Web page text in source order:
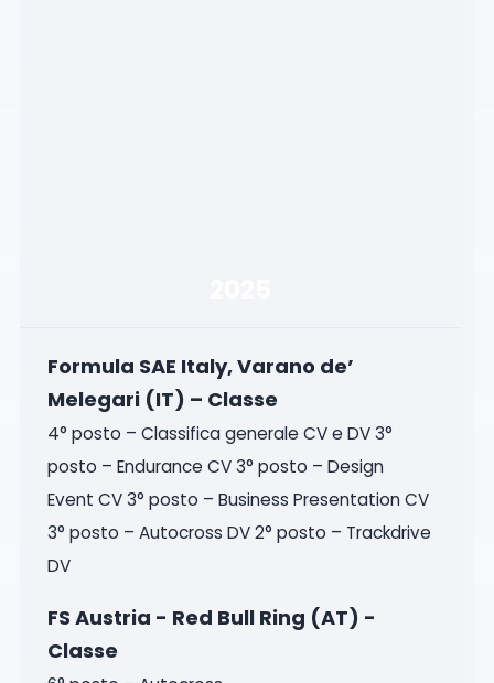
Formula SAE Italy, Varano de’
Melegari (IT) – Classe
4° posto – Classifica generale CV e DV 3°
posto – Endurance CV 3° posto – Design
Event CV 3° posto – Business Presentation CV
3° posto – Autocross DV 2° posto – Trackdrive
DV
FS Austria - Red Bull Ring (AT) -
Classe